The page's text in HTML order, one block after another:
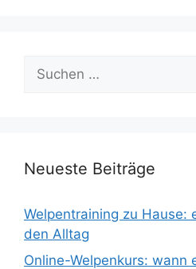
nach:
Neueste Beiträge
Welpentraining zu Hause:
den Alltag
Online-Welpenkurs: wann